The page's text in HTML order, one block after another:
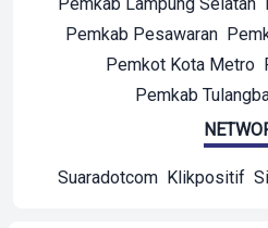
Pemkab Lampung Selatan
Pemkab Pesawaran
Pemkot Kota Metro
Pemkab
Suaradotcom Klikpositif